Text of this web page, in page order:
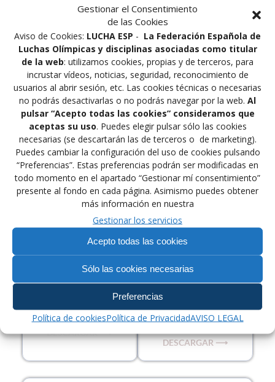
Gestionar el Consentimiento
de las Cookies
Aviso de Cookies: LUCHA ESP - La Federación Española de
Luchas Olímpicas y disciplinas asociadas como titular
de la web: utilizamos cookies, propias y de terceros, para
incrustar vídeos, noticias, seguridad, reconocimiento de
usuarios al abrir sesión, etc. Las cookies técnicas o necesarias
no podrás desactivarlas o no podrás navegar por la web. Al
pulsar “Acepto todas las cookies” consideramos que
aceptas su uso. Puedes elegir pulsar sólo las cookies
necesarias (se descartarán las de terceros o de marketing).
Puedes cambiar la configuración del uso de cookies pulsando
“Preferencias”. Estas preferencias podrán ser modificadas en
todo momento en el apartado “Gestionar mí consentimiento”
presente al fondo en cada página. Asimismo puedes obtener
más información en nuestra
Gestionar los servicios
Acepto todas las cookies
Sólo las cookies necesarias
Preferencias
Política de cookiesPolítica de PrivacidadAVISO LEGAL
Permiso Paterno
DESCARGAR ⟶
Hoja Puntuación
Arbitro Lucha
Grecorromana
DESCARGAR ⟶
Hoja Puntuación Arbitro
Lucha Libre Olímpica
DESCARGAR ⟶
Arbitro Lucha Sambo
DESCARGAR ⟶
Arbitro Lucha
Grappling
DESCARGAR ⟶